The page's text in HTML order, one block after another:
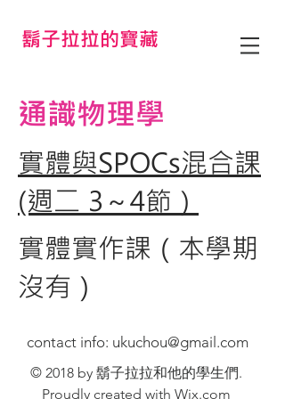
鬍子拉拉的寶藏
通識物理學
實體與SPOCs混合課
(週二 3～4節）
實體實作課（本學期
沒有）
contact info: ukuchou@gmail.com
© 2018 by 鬍子拉拉和他的學生們.
Proudly created with Wix.com